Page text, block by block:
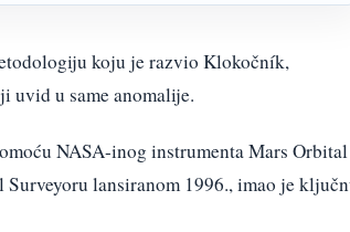
koju je razvio Klokočník,
uvid u same anomalije.
NASA-inog instrumenta Mars Orbital
lansiranom 1996., imao je